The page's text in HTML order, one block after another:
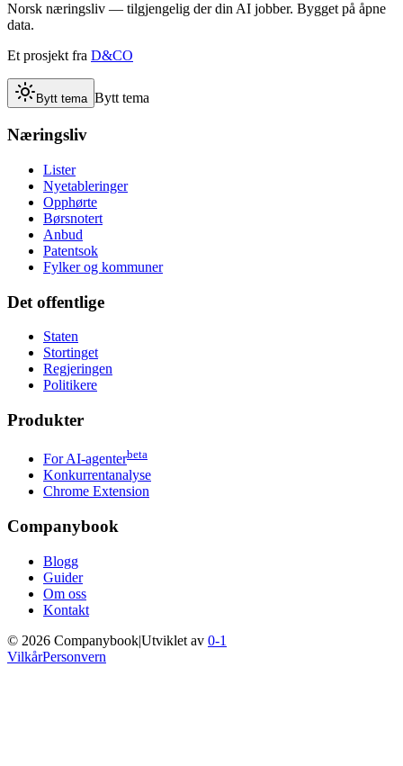
Norsk næringsliv — tilgjengelig der din AI jobber. Bygget på åpne
data.
Et prosjekt fra D&CO
Bytt tema Bytt tema
Næringsliv
Lister
Nyetableringer
Opphørte
Børsnotert
Anbud
Patentsok
Fylker og kommuner
Det offentlige
Staten
Stortinget
Regjeringen
Politikere
Produkter
For AI-agenterbeta
Konkurrentanalyse
Chrome Extension
Companybook
Blogg
Guider
Om oss
Kontakt
© 2026 Companybook|Utviklet av 0-1
VilkårPersonvern